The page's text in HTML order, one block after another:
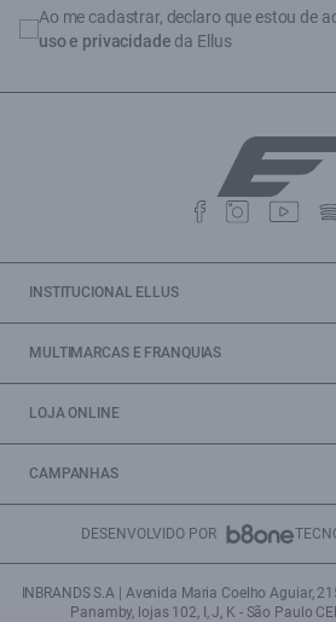
Ao me cadastrar, declaro que estou de
uso e privacidade da Ellus
INSTITUCIONAL ELLUS
MULTIMARCAS E FRANQUIAS
LOJA ONLINE
CAMPANHAS
DESENVOLVIDO POR
INBRANDS S.A | Avenida Maria Coelho Aguiar,
Panamby, lojas 102, I, J, K - São Paulo